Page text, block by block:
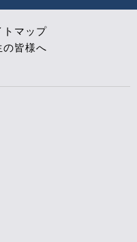
トマップ
の皆様へ